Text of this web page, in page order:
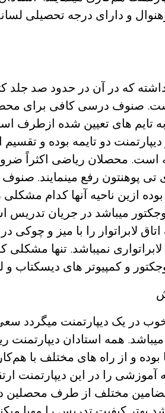
و دارای درجه تحصیلی
که در آن در حدود صد جلد
صنوف درسی کافی برای
های تعیین شده ازطرف
دو تایمه بوده و تقسیم
است. محصلان ریاضی اکثراً
تی پوهنتون رفع مینمایند.
ازین ناحیه آنها کدام
میباشد در جریان تدریس
لابراتوار را با میز و چوکی در
نمیباشد. تنها
و کمپیوتر های دیسکتاب و
در یک دیپارتمنت میگردد
همه استادان
و از راه های مختلف با
آموزشی را در این دیپارتمنت
مختلف از طرف محصلین